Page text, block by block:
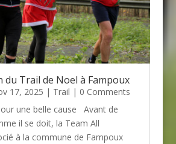
du Trail de Noel à Fampoux
17, 2025 | Trail | 0 Comments
une belle cause Avant de
il se doit, la Team All
à la commune de Fampoux